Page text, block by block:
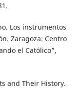
Los instrumentos
Zaragoza: Centro
el Católico”,
and Their History.